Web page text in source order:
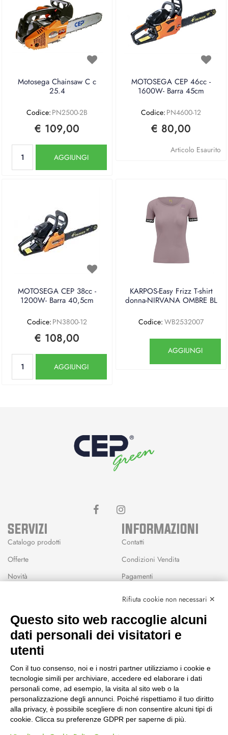
Motosega Chainsaw C c
25.4
Codice: PN2500-2B
€ 109,00
AGGIUNGI
MOTOSEGA CEP 46cc -
1600W- Barra 45cm
Codice: PN4600-12
€ 80,00
Articolo Esaurito
MOTOSEGA CEP 38cc -
1200W- Barra 40,5cm
Codice: PN3800-12
€ 108,00
AGGIUNGI
KARPOS-Easy Frizz T-shirt
donna-NIRVANA OMBRE BL
Codice: WB2532007
AGGIUNGI
SERVIZI
Catalogo prodotti
Offerte
Novità
Wishlist
INFORMAZIONI
Contatti
Condizioni Vendita
Pagamenti
CEP GREEN
Fanano (MO)
059 8676485
349 9202419
388 8659473
info@cepgreen.com
Orario
Rifiuta cookie non necessari ✕
Questo sito web raccoglie alcuni
dati personali dei visitatori e
utenti
Con il tuo consenso, noi e i nostri partner utilizziamo i cookie e
tecnologie simili per archiviare, accedere ed elaborare i dati
personali come, ad esempio, la visita al sito web o la
personalizzazione degli annunci. Poiché rispettiamo il tuo diritto
alla privacy, è possibile scegliere di non consentire alcuni tipi di
cookie. Clicca su preferenze GDPR per saperne di più.